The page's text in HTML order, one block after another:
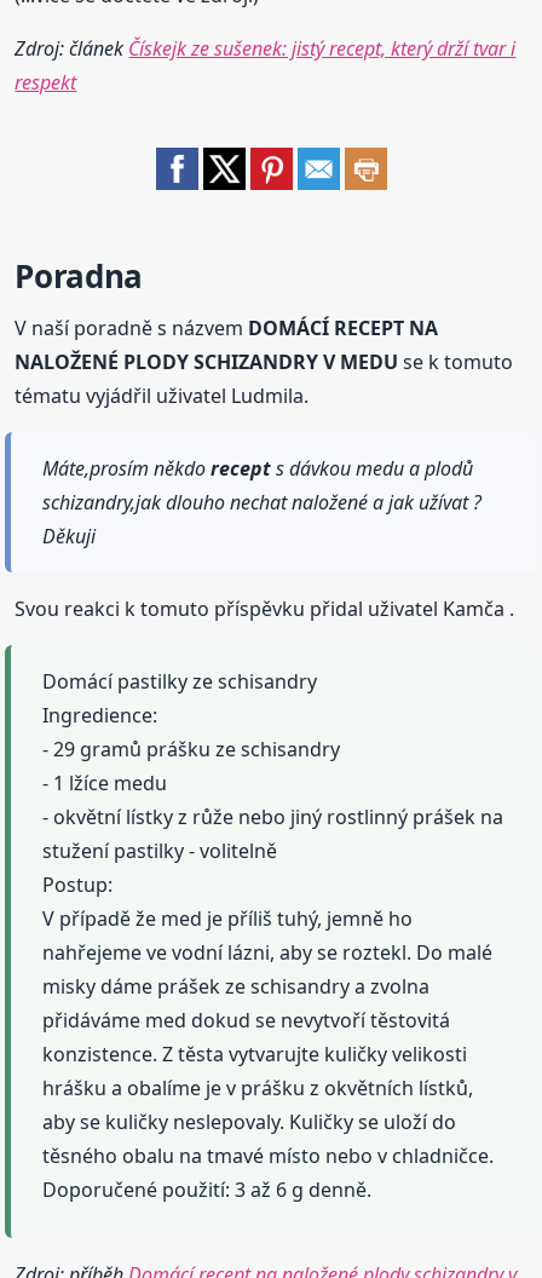
Zdroj: článek Čískejk ze sušenek: jistý recept, který drží tvar i
respekt
Poradna
V naší poradně s názvem DOMÁCÍ RECEPT NA
NALOŽENÉ PLODY SCHIZANDRY V MEDU se k tomuto
tématu vyjádřil uživatel Ludmila.
Máte,prosím někdorecepts dávkou medu a plodů
schizandry,jak dlouho nechat naložené a jak užívat ?
Děkuji
Svou reakci k tomuto příspěvku přidal uživatel Kamča .
Domácí pastilky ze schisandry
Ingredience:
- 29 gramů prášku ze schisandry
- 1 lžíce medu
- okvětní lístky z růže nebo jiný rostlinný prášek na
stužení pastilky - volitelně
Postup:
V případě že med je příliš tuhý, jemně ho
nahřejeme ve vodní lázni, aby se roztekl. Do malé
misky dáme prášek ze schisandry a zvolna
přidáváme med dokud se nevytvoří těstovitá
konzistence. Z těsta vytvarujte kuličky velikosti
hrášku a obalíme je v prášku z okvětních lístků,
aby se kuličky neslepovaly. Kuličky se uloží do
těsného obalu na tmavé místo nebo v chladničce.
Doporučené použití: 3 až 6 g denně.